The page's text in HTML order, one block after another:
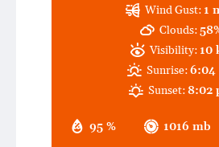
95 % 1016 mb
Wind Gust: 1
Clouds:
Visibility: 10
Sunrise:6:04
Sunset:8:02